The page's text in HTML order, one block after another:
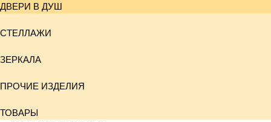
ДВЕРИ В ДУШ
СТЕЛЛАЖИ
ЗЕРКАЛА
ПРОЧИЕ ИЗДЕЛИЯ
ТОВАРЫ